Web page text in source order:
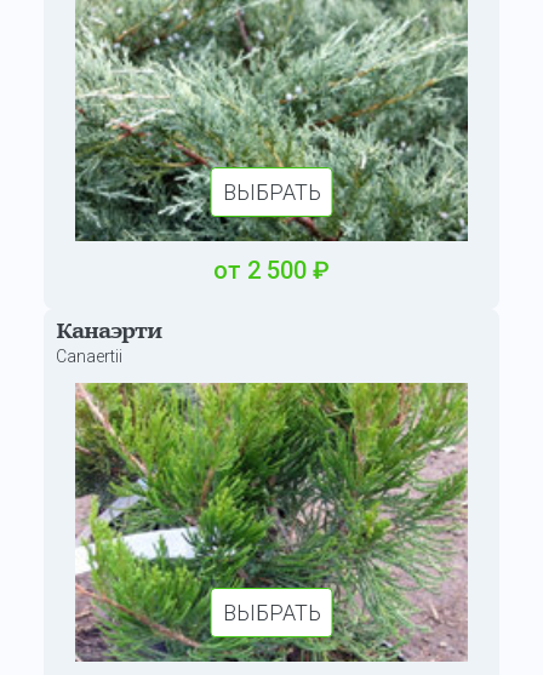
ВЫБРАТЬ
от 2 500 ₽
Канаэрти
Canaertii
ВЫБРАТЬ